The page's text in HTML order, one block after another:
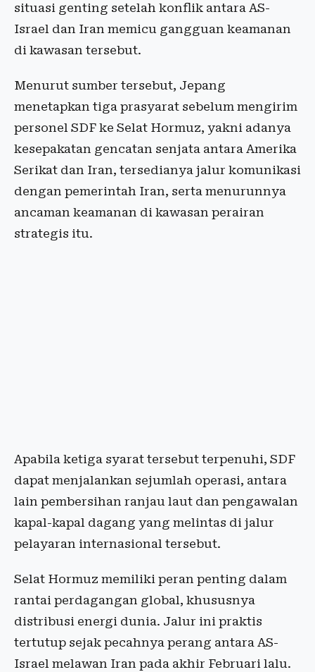
situasi genting setelah konflik antara AS-
Israel dan Iran memicu gangguan keamanan
di kawasan tersebut.
Menurut sumber tersebut, Jepang
menetapkan tiga prasyarat sebelum mengirim
personel SDF ke Selat Hormuz, yakni adanya
kesepakatan gencatan senjata antara Amerika
Serikat dan Iran, tersedianya jalur komunikasi
dengan pemerintah Iran, serta menurunnya
ancaman keamanan di kawasan perairan
strategis itu.
Apabila ketiga syarat tersebut terpenuhi, SDF
dapat menjalankan sejumlah operasi, antara
lain pembersihan ranjau laut dan pengawalan
kapal-kapal dagang yang melintas di jalur
pelayaran internasional tersebut.
Selat Hormuz memiliki peran penting dalam
rantai perdagangan global, khususnya
distribusi energi dunia. Jalur ini praktis
tertutup sejak pecahnya perang antara AS-
Israel melawan Iran pada akhir Februari lalu.